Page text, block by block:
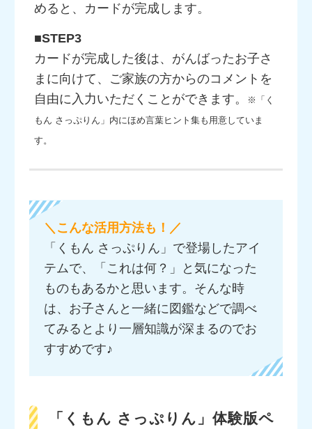
めると、カードが完成します。
■STEP3
カードが完成した後は、がんばったお子さ
まに向けて、ご家族の方からのコメントを
自由に入力いただくことができます。
※「く
もん さっぷりん」内にほめ言葉ヒント集も用意していま
す。
＼こんな活用方法も！／
「くもん さっぷりん」で登場したアイ
テムで、「これは何？」と気になった
ものもあるかと思います。そんな時
は、お子さんと一緒に図鑑などで調べ
てみるとより一層知識が深まるのでお
すすめです♪
「くもん さっぷりん」体験版ペ